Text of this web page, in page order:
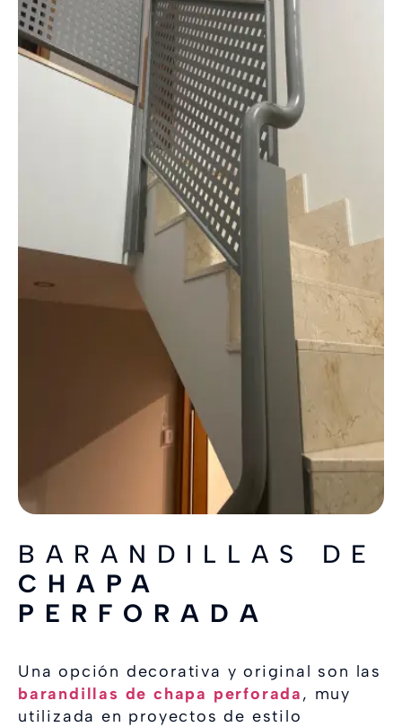
BARANDILLAS DE
CHAPA
PERFORADA
Una opción decorativa y original son las
barandillas de chapa perforada, muy
utilizada en proyectos de estilo